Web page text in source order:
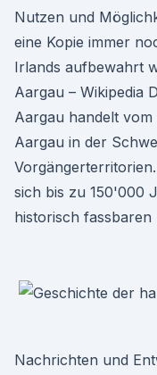
Nutzen und
eine Kopie immer
Irlands aufbewahrt
Aargau – Wikipedia
Aargau handelt
Aargau in der
sich bis zu 150'000
historisch
Nachrichten und